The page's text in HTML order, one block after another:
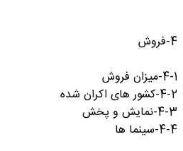
4-فروش
4-1-میزان فروش
4-2-کشور های اکران شده
4-3-نمایش و پخش
4-4-سینما ها